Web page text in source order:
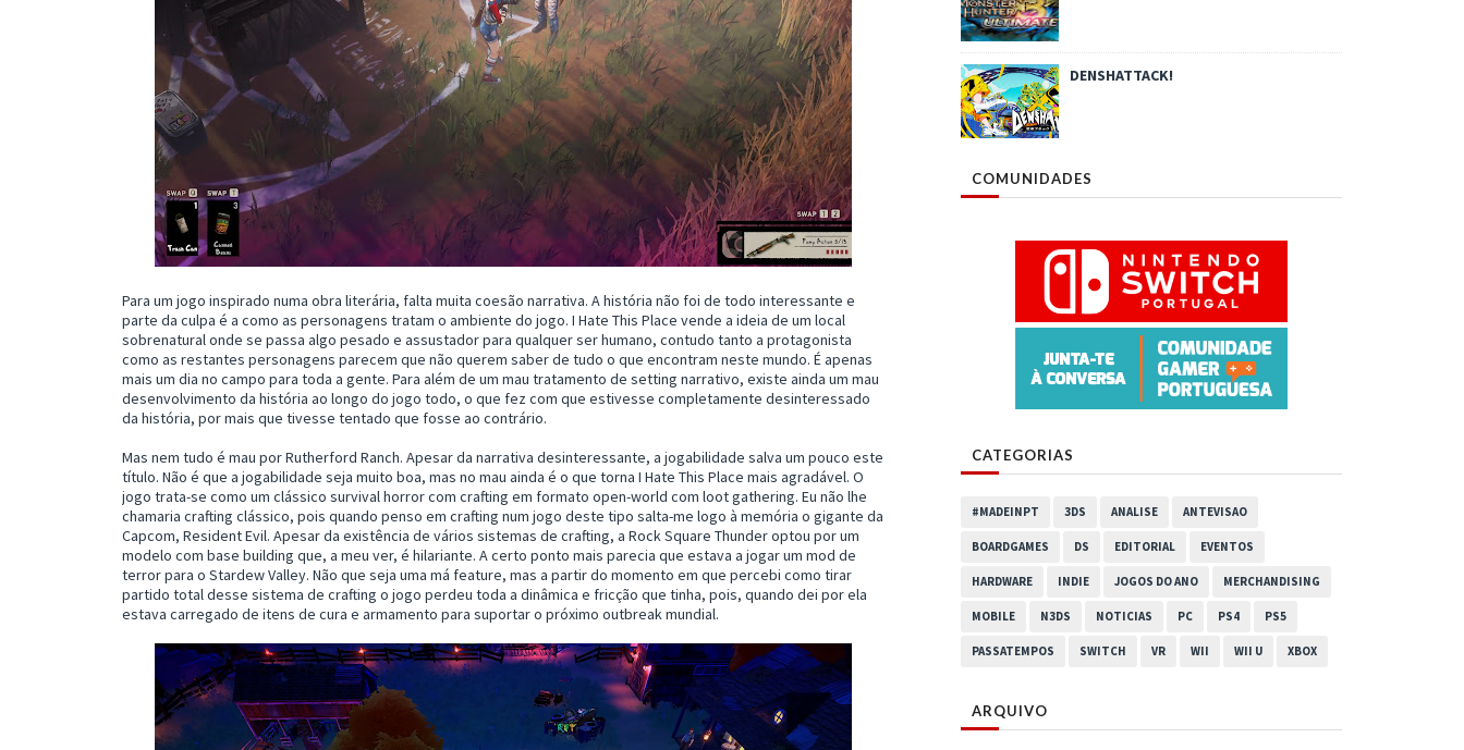
Para um jogo inspirado numa obra literária, falta muita coesão narrativa. A história não foi de todo interessante e
parte da culpa é a como as personagens tratam o ambiente do jogo. I Hate This Place vende a ideia de um local
sobrenatural onde se passa algo pesado e assustador para qualquer ser humano, contudo tanto a protagonista
como as restantes personagens parecem que não querem saber de tudo o que encontram neste mundo. É apenas
mais um dia no campo para toda a gente. Para além de um mau tratamento de setting narrativo, existe ainda um mau
desenvolvimento da história ao longo do jogo todo, o que fez com que estivesse completamente desinteressado
da história, por mais que tivesse tentado que fosse ao contrário.
Mas nem tudo é mau por Rutherford Ranch. Apesar da narrativa desinteressante, a jogabilidade salva um pouco este
título. Não é que a jogabilidade seja muito boa, mas no mau ainda é o que torna I Hate This Place mais agradável. O
jogo trata-se como um clássico survival horror com crafting em formato open-world com loot gathering. Eu não lhe
chamaria crafting clássico, pois quando penso em crafting num jogo deste tipo salta-me logo à memória o gigante da
Capcom, Resident Evil. Apesar da existência de vários sistemas de crafting, a Rock Square Thunder optou por um
modelo com base building que, a meu ver, é hilariante. A certo ponto mais parecia que estava a jogar um mod de
terror para o Stardew Valley. Não que seja uma má feature, mas a partir do momento em que percebi como tirar
partido total desse sistema de crafting o jogo perdeu toda a dinâmica e fricção que tinha, pois, quando dei por ela
estava carregado de itens de cura e armamento para suportar o próximo outbreak mundial.
DENSHATTACK!
COMUNIDADES
CATEGORIAS
#MADEINPT 3DS ANALISE ANTEVISAO
BOARDGAMES DS EDITORIAL EVENTOS
HARDWARE INDIE JOGOS DO ANO MERCHANDISING
MOBILE N3DS NOTICIAS PC PS4 PS5
PASSATEMPOS SWITCH VR WII WII U XBOX
ARQUIVO